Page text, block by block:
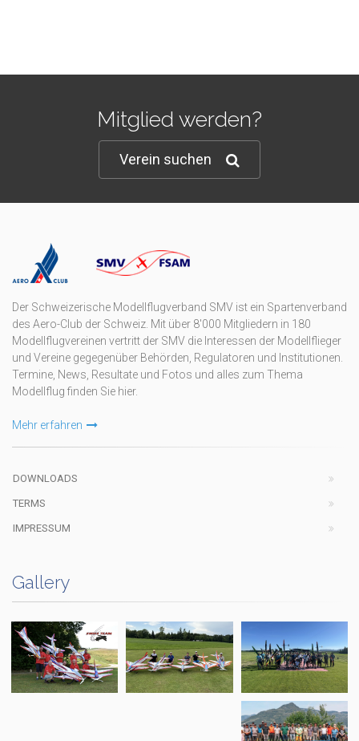
Mitglied werden?
Verein suchen
Der Schweizerische Modellflugverband SMV ist ein Spartenverband
des Aero-Club der Schweiz. Mit über 8'000 Mitgliedern in 180
Modellflugvereinen vertritt der SMV die Interessen der Modellflieger
und Vereine gegegenüber Behörden, Regulatoren und Institutionen.
Termine, News, Resultate und Fotos und alles zum Thema
Modellflug finden Sie hier.
Mehr erfahren
DOWNLOADS
TERMS
IMPRESSUM
Gallery